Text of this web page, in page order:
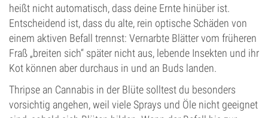
heißt nicht automatisch, dass deine Ernte hinüber ist.
Entscheidend ist, dass du alte, rein optische Schäden von
einem aktiven Befall trennst: Vernarbte Blätter vom früheren
Fraß „breiten sich“ später nicht aus, lebende Insekten und ihr
Kot können aber durchaus in und an Buds landen.
Thripse an Cannabis in der Blüte solltest du besonders
vorsichtig angehen, weil viele Sprays und Öle nicht geeignet